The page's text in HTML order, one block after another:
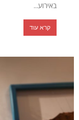
באירוע...
קרא עוד